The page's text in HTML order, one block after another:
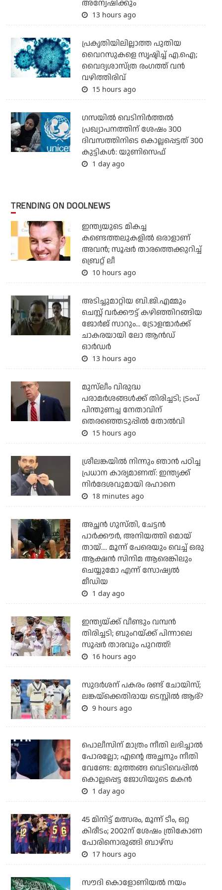
അന്വേഷിക്കും
13 hours ago
പ്രകൃതിയിലില്ലാത്ത പുതിയ
വൈറസുകളെ സൃഷ്ടിച്ച് എ.ഐ;
വൈദ്യശാസ്ത്ര രംഗത്ത് വന്‍
വഴിത്തിരിവ്
15 hours ago
ഗസയില്‍ വെടിനിര്‍ത്തല്‍
പ്രഖ്യാപനത്തിന് ശേഷം 300
ദിവസത്തിനിടെ കൊല്ലപ്പെട്ടത് 300
കുട്ടികള്‍: യുണിസെഫ്
1 day ago
TRENDING ON DOOLNEWS
ഇന്ത്യയുടെ മികച്ച
കണ്ടെത്തലുകളില്‍ ഒരാളാണ്
അവന്‍; സൂപ്പര്‍ താരത്തെക്കുറിച്ച്
ബ്രെറ്റ് ലീ
10 hours ago
അടിച്ചുമാറ്റിയ ബി.ജി.എമ്മും
ചെസ്റ്റ് വര്‍ക്കൗട്ട് കഴിഞ്ഞിറങ്ങിയ
ജോര്‍ജ് സാറും... ട്രോളന്മാര്‍ക്ക്
ചാകരയായി ലോ ആന്‍ഡ്
ഓര്‍ഡര്‍
13 hours ago
മുസ്‌ലീം വിരുദ്ധ
പരാമര്‍ശങ്ങള്‍ക്ക് തിരിച്ചടി; ട്രംപ്
പിന്തുണച്ച നേതാവിന്
തെരഞ്ഞെടുപ്പില്‍ തോല്‍വി
15 hours ago
ശ്രീലങ്കയില്‍ നിന്നും ഞാന്‍ പഠിച്ച
പ്രധാന കാര്യമാണത്: ഇന്ത്യക്ക്
നിര്‍ദേശവുമായി രഹാനെ
18 minutes ago
അച്ഛന്‍ ഗുസ്തി, ചേട്ടന്‍
പാര്‍ക്കൗര്‍, അനിയത്തി മൊയ്
തായ്.... മൂന്ന് പേരെയും വെച്ച് ഒരു
ആക്ഷന്‍ സിനിമ ആരെങ്കിലും
ചെയ്യുമോ എന്ന് സോഷ്യല്‍
മീഡിയ
1 day ago
ഇന്ത്യയ്ക്ക് വീണ്ടും വമ്പന്‍
തിരിച്ചടി; ബുംറയ്ക്ക് പിന്നാലെ
സൂപ്പര്‍ താരവും പുറത്ത്!
16 hours ago
സുദര്‍ശന് പകരം രണ്ട് ചോയിസ്;
ലങ്കയ്‌ക്കെതിരായ ടെസ്റ്റില്‍ ആര്?
9 hours ago
പൊലീസിന് മാത്രം നീതി ലഭിച്ചാല്‍
പോരല്ലോ; എന്റെ അച്ഛനും നീതി
വേണ്ടേ: മുത്തങ്ങ വെടിവെപ്പില്‍
കൊല്ലപ്പെട്ട ജോഗിയുടെ മകന്‍
1 day ago
45 മിനിട്ട് മത്സരം, മൂന്ന് ടീം, ഒറ്റ
കിരീടം; 2002ന് ശേഷം ത്രികോണ
പോരിനൊരുങ്ങി ബാഴ്‌സ
17 hours ago
സൗദി കൊളോണിയല്‍ നയം